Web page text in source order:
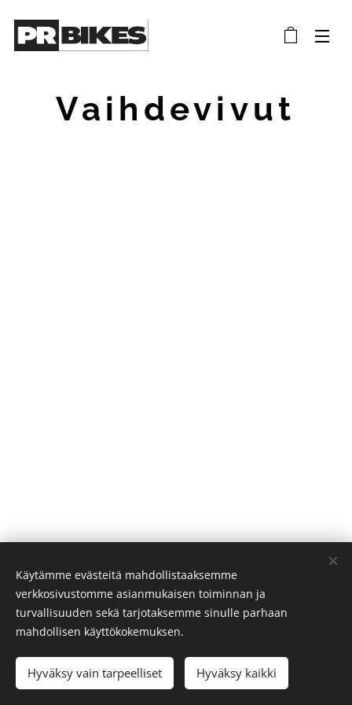
Vaihdevivut
PR BIKES 2024 Evästeet
Käytämme evästeitä mahdollistaaksemme
verkkosivustomme asianmukaisen toiminnan ja
turvallisuuden sekä tarjotaksemme sinulle parhaan
mahdollisen käyttökokemuksen.
Hyväksy vain tarpeelliset Hyväksy kaikki